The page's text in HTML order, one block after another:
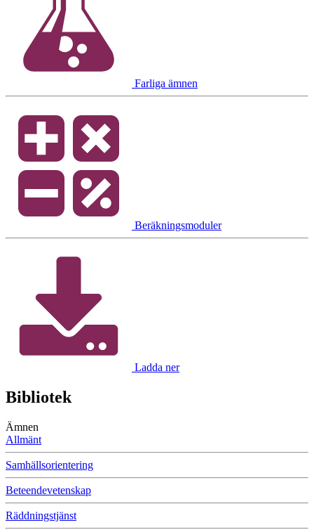
Farliga ämnen
Beräkningsmoduler
Ladda ner
Bibliotek
Ämnen
Allmänt
Samhällsorientering
Beteendevetenskap
Räddningstjänst